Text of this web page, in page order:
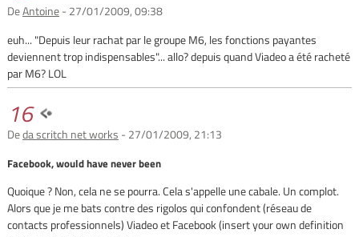
DeAntoine- 27/01/2009, 09:38
euh... "Depuis leur rachat par le groupe M6, les fonctions payantes
deviennent trop indispensables"... allo? depuis quand Viadeo a été racheté
par M6? LOL
16
Deda scritch net works - 27/01/2009, 21:13
Facebook, would have never been
Quoique ? Non, cela ne se pourra. Cela s'appelle une cabale. Un complot.
Alors que je me bats contre des rigolos qui confondent (réseau de
contacts professionnels) Viadeo et Facebook (insert your own definition